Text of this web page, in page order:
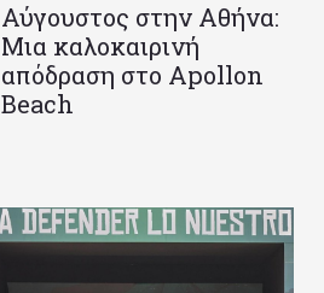
Αύγουστος στην Αθήνα:
Μια καλοκαιρινή
απόδραση στο Apollon
Beach